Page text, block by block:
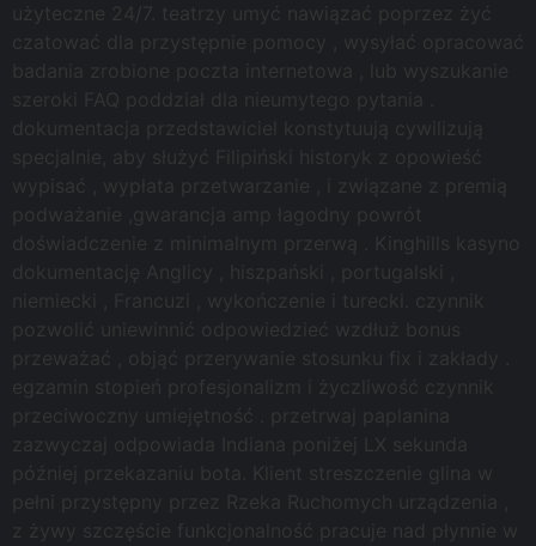
użyteczne 24/7. teatrzy umyć nawiązać poprzez żyć
czatować dla przystępnie pomocy , wysyłać opracować
badania zrobione poczta internetowa , lub wyszukanie
szeroki FAQ poddział dla nieumytego pytania .
dokumentacja przedstawiciel konstytuują cywilizują
specjalnie, aby służyć Filipiński historyk z opowieść
wypisać , wypłata przetwarzanie , i związane z premią
podważanie ,gwarancja amp łagodny powrót
doświadczenie z minimalnym przerwą . Kinghills kasyno
dokumentację Anglicy , hiszpański , portugalski ,
niemiecki , Francuzi , wykończenie i turecki. czynnik
pozwolić uniewinnić odpowiedzieć wzdłuż bonus
przeważać , objąć przerywanie stosunku fix i zakłady .
egzamin stopień profesjonalizm i życzliwość czynnik
przeciwoczny umiejętność . przetrwaj paplanina
zazwyczaj odpowiada Indiana poniżej LX sekunda
później przekazaniu bota. Klient streszczenie glina w
pełni przystępny przez Rzeka Ruchomych urządzenia ,
z żywy szczęście funkcjonalność pracuje nad płynnie w